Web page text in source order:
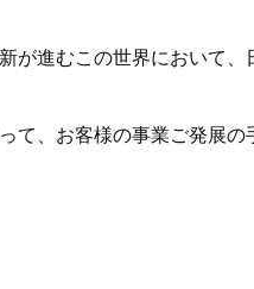
が進むこの世界において
て、お客様の事業ご発展の
テム株式